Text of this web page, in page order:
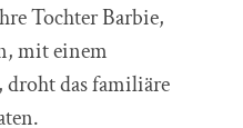
Tochter Barbie,
mit einem
das familiäre